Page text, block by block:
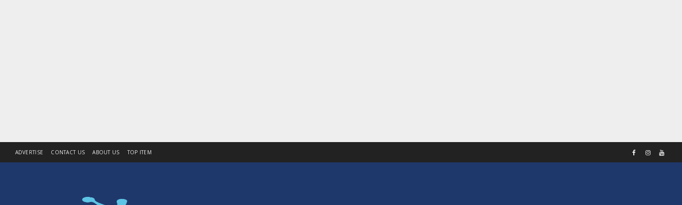
ADVERTISE CONTACT US ABOUT US TOP ITEM